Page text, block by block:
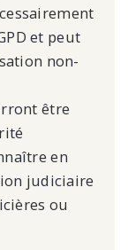
et peut
non-
être
en
judiciaire
ou